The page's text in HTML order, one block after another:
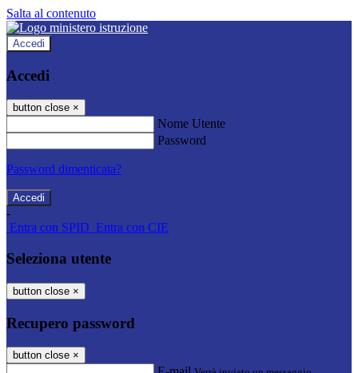
Salta al contenuto
Accedi
Accedi
button close ×
Nome Utente
Password
Password dimenticata?
-
Entra con SPID Entra con CIE
Seleziona utente
button close ×
Recupero password
button close ×